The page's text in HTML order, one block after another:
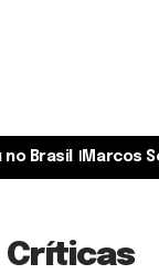
Brasil Marcos
Críticas